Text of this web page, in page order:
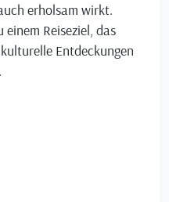
erholsam wirkt.
Reiseziel, das
Entdeckungen